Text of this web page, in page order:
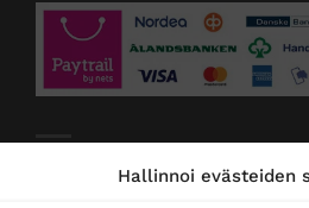
Hallinnoi evästeiden
Toimitustavat